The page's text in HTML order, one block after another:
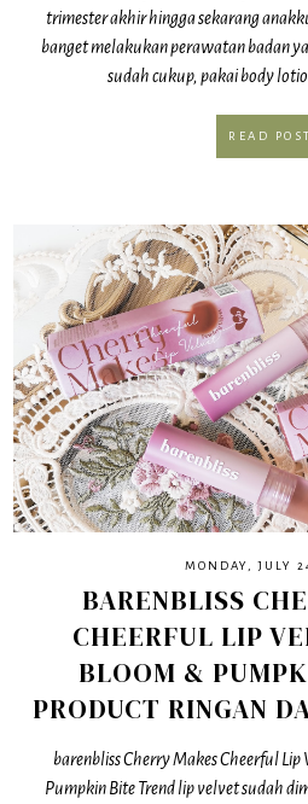
trimester akhir hingga sekarang
banget melakukan perawatan badan
sudah cukup, pakai body
READ POST
MONDAY, JULY
BARENBLISS
CHEERFUL LIP
BLOOM &
PRODUCT RINGAN
barenbliss Cherry Makes Cheerful Lip
Pumpkin Bite Trend lip velvet sudah